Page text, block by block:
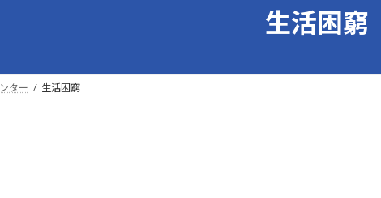
生活困窮
ター 生活困窮